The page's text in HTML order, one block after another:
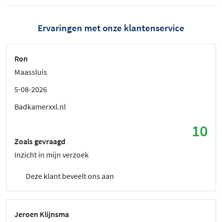
Ervaringen met onze klantenservice
Ron
Maassluis
5-08-2026
Badkamerxxl.nl
10
Zoals gevraagd
Inzicht in mijn verzoek
Deze klant beveelt ons aan
Jeroen Klijnsma